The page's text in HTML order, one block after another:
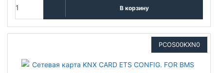
В корзину
PCOS00KXN0